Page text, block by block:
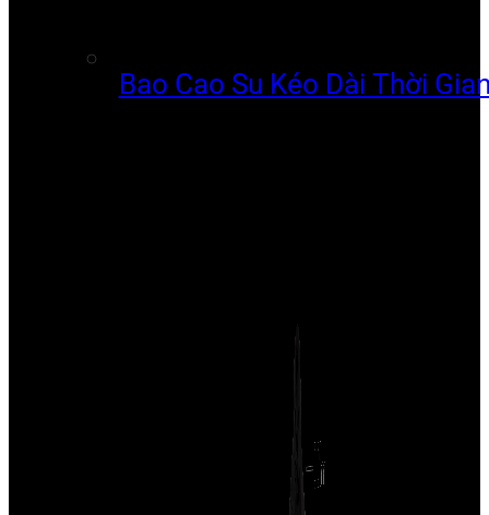
Bao Cao Su Kéo Dài Thời